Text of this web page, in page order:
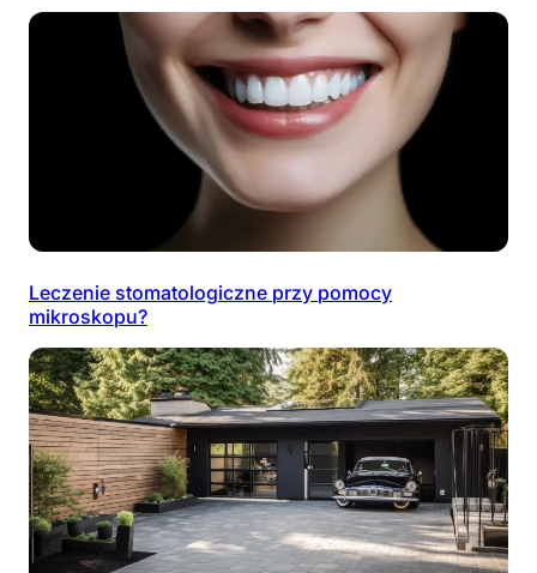
Leczenie stomatologiczne przy pomocy
mikroskopu?